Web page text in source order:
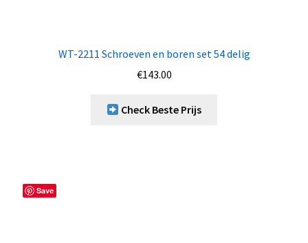
WT-2211 Schroeven en boren set 54 delig
€143.00
Check Beste Prijs
Save